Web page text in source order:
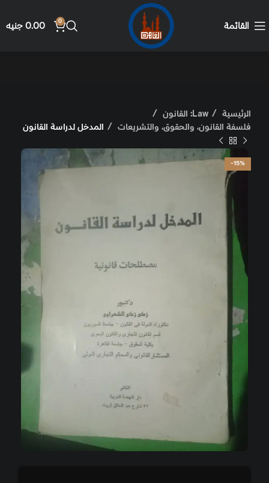
القائمة 0
0.00 جنيه
الرئيسية
Law: القانون
فلسفة القانون، والحقوق، والتشريعات
المدخل لدراسة القانون
-15%